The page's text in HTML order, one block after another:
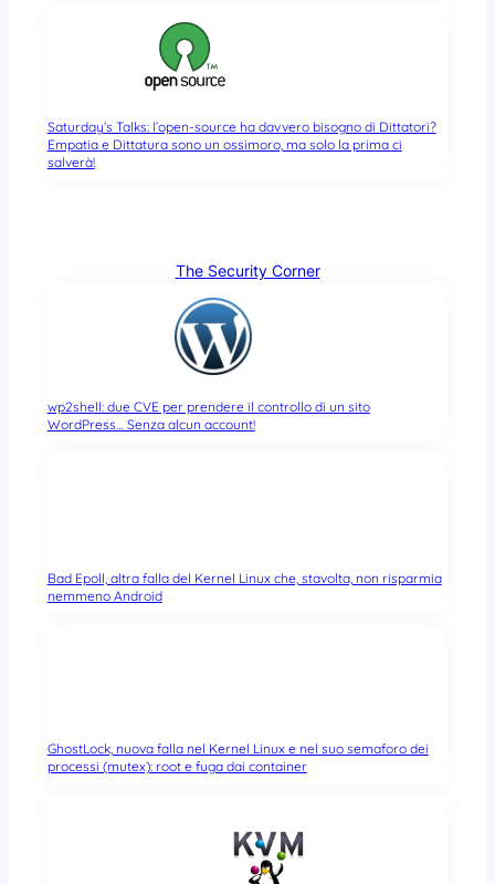
Saturday’s Talks: l’open-source ha davvero bisogno di Dittatori?
Empatia e Dittatura sono un ossimoro, ma solo la prima ci
salverà!
The Security Corner
wp2shell: due CVE per prendere il controllo di un sito
WordPress… Senza alcun account!
Bad Epoll, altra falla del Kernel Linux che, stavolta, non risparmia
nemmeno Android
GhostLock, nuova falla nel Kernel Linux e nel suo semaforo dei
processi (mutex): root e fuga dai container